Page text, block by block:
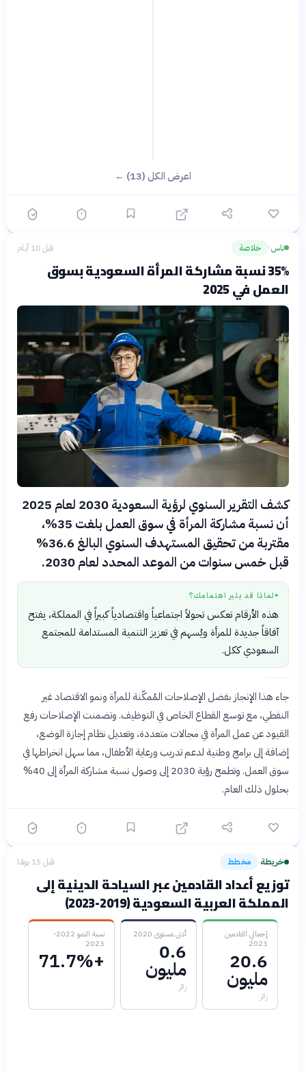
اعرض الكل (13) ←
ناس› خلاصة قبل 10 أيام
35% نسبة مشاركة المرأة السعودية بسوق
العمل في 2025
كشف التقرير السنوي لرؤية السعودية 2030 لعام 2025
أن نسبة مشاركة المرأة في سوق العمل بلغت 35%،
مقتربة من تحقيق المستهدف السنوي البالغ 36.6%
قبل خمس سنوات من الموعد المحدد لعام 2030.
● لماذا قد يثير اهتمامك؟
هذه الأرقام تعكس تحولاً اجتماعياً واقتصادياً كبيراً في المملكة، يفتح
آفاقاً جديدة للمرأة ويُسهم في تعزيز التنمية المستدامة للمجتمع
السعودي ككل.
جاء هذا الإنجاز بفضل الإصلاحات المُمكّنة للمرأة ونمو الاقتصاد غير
النفطي، مع توسع القطاع الخاص في التوظيف. وتضمنت الإصلاحات رفع
القيود عن عمل المرأة في مجالات متعددة، وتعديل نظام إجازة الوضع،
إضافة إلى برامج وطنية لدعم تدريب ورعاية الأطفال، مما سهل انخراطها في
سوق العمل. وتطمح رؤية 2030 إلى وصول نسبة مشاركة المرأة إلى 40%
بحلول ذلك العام.
خريطة› مخطط قبل 15 يومًا
توزيع أعداد القادمين عبر السياحة الدينية إلى
المملكة العربية السعودية (2019-2023)
إجمالي القادمين
2023
20.6
مليون
زائر
أدنى مستوى 2020
0.6
مليون
زائر
نسبة النمو 2022-
2023
+71.7%